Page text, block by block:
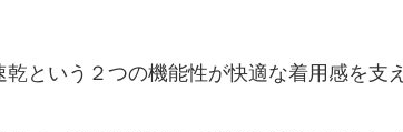
という２つの機能性が快適な着用感を支え